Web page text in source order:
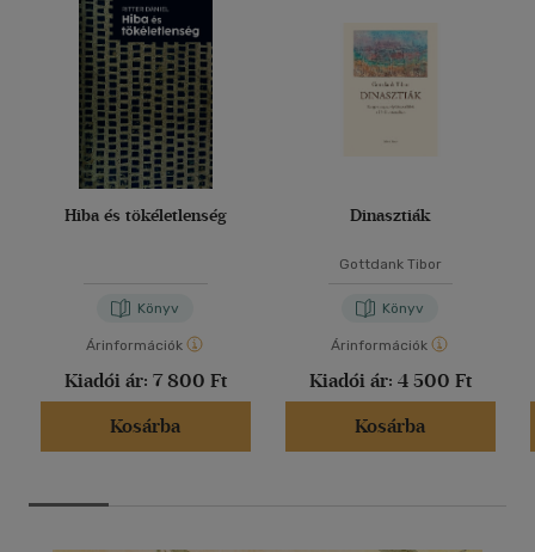
Hiba és tökéletlenség
Könyv
Árinformációk
Kiadói ár: 7 800 Ft
Kosárba
Dinasztiák
Gottdank Tibor
Könyv
Árinformációk
Kiadói ár: 4 500 Ft
Kosárba